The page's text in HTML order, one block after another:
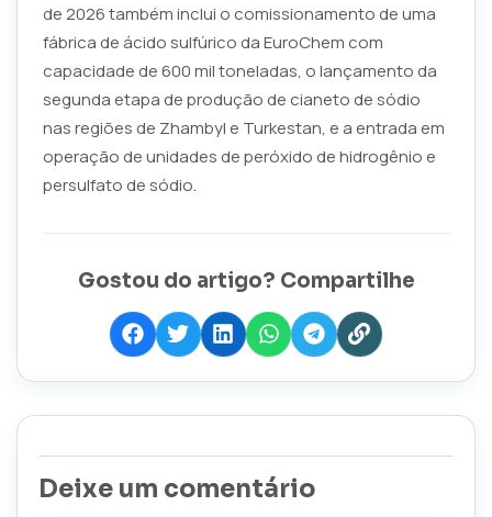
de 2026 também inclui o comissionamento de uma
fábrica de ácido sulfúrico da EuroChem com
capacidade de 600 mil toneladas, o lançamento da
segunda etapa de produção de cianeto de sódio
nas regiões de Zhambyl e Turkestan, e a entrada em
operação de unidades de peróxido de hidrogênio e
persulfato de sódio.
Gostou do artigo? Compartilhe
Deixe um comentário